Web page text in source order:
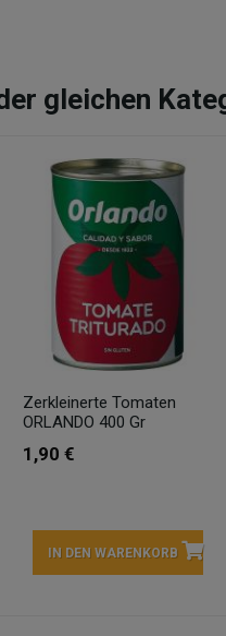
gleichen
Zerkleinerte Tomaten
ORLANDO 400 Gr
1,90 €
IN DEN WARENKORB